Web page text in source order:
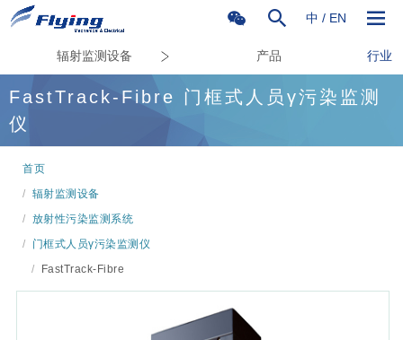
中 / EN
辐射监测设备 产品 行业
FastTrack-Fibre 门框式人员γ污染监测
仪
首页
/ 辐射监测设备
/ 放射性污染监测系统
/
门框式人员γ污染监测仪
/
FastTrack-Fibre